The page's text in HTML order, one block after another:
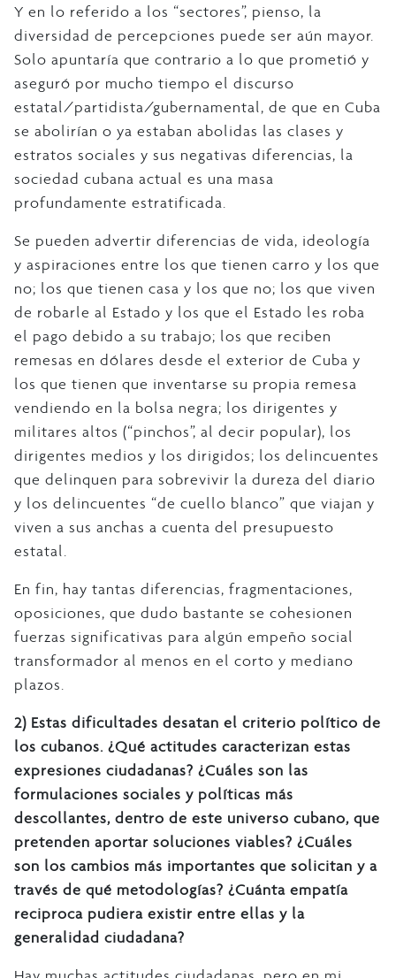
Y en lo referido a los “sectores”, pienso, la
diversidad de percepciones puede ser aún mayor.
Solo apuntaría que contrario a lo que prometió y
aseguró por mucho tiempo el discurso
estatal/partidista/gubernamental, de que en Cuba
se abolirían o ya estaban abolidas las clases y
estratos sociales y sus negativas diferencias, la
sociedad cubana actual es una masa
profundamente estratificada.
Se pueden advertir diferencias de vida, ideología
y aspiraciones entre los que tienen carro y los que
no; los que tienen casa y los que no; los que viven
de robarle al Estado y los que el Estado les roba
el pago debido a su trabajo; los que reciben
remesas en dólares desde el exterior de Cuba y
los que tienen que inventarse su propia remesa
vendiendo en la bolsa negra; los dirigentes y
militares altos (“pinchos”, al decir popular), los
dirigentes medios y los dirigidos; los delincuentes
que delinquen para sobrevivir la dureza del diario
y los delincuentes “de cuello blanco” que viajan y
viven a sus anchas a cuenta del presupuesto
estatal.
En fin, hay tantas diferencias, fragmentaciones,
oposiciones, que dudo bastante se cohesionen
fuerzas significativas para algún empeño social
transformador al menos en el corto y mediano
plazos.
2) Estas dificultades desatan el criterio político de
los cubanos. ¿Qué actitudes caracterizan estas
expresiones ciudadanas? ¿Cuáles son las
formulaciones sociales y políticas más
descollantes, dentro de este universo cubano, que
pretenden aportar soluciones viables? ¿Cuáles
son los cambios más importantes que solicitan y a
través de qué metodologías? ¿Cuánta empatía
reciproca pudiera existir entre ellas y la
generalidad ciudadana?